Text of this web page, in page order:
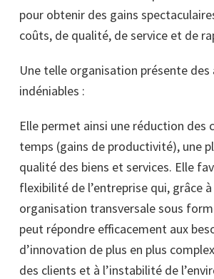
pour obtenir des gains
coûts, de qualité, de service et de
Une telle organisation présente des
indéniables :
Elle permet ainsi une réduction des
temps (gains de productivité), une
qualité des biens et services. Elle
flexibilité de l’entreprise qui, grâce
organisation transversale sous
peut répondre efficacement aux
d’innovation de plus en plus
des clients et à l’instabilité de